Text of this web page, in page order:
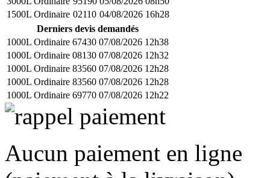
1500L Ordinaire 02110 04/08/2026 16h28
Derniers devis demandés
1000L Ordinaire 67430 07/08/2026 12h38
1000L Ordinaire 08130 07/08/2026 12h32
1000L Ordinaire 83560 07/08/2026 12h28
1000L Ordinaire 83560 07/08/2026 12h28
1000L Ordinaire 69770 07/08/2026 12h22
Aucun paiement en ligne